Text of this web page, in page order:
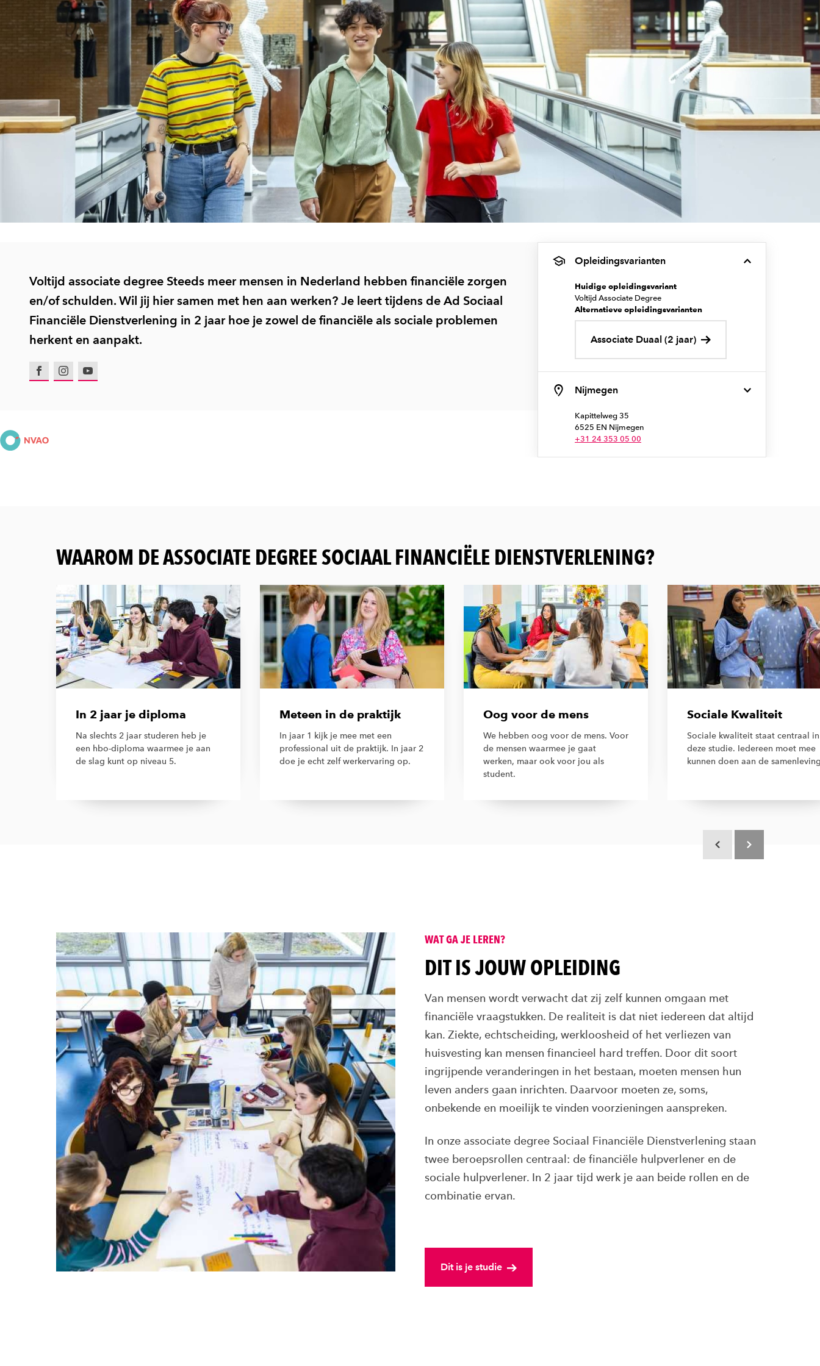
Voltijd associate degree Steeds meer mensen in Nederland hebben financiële zorgen
en/of schulden. Wil jij hier samen met hen aan werken? Je leert tijdens de Ad Sociaal
Financiële Dienstverlening in 2 jaar hoe je zowel de financiële als sociale problemen
herkent en aanpakt.
FacebookInstagramYoutube
Opleidingsvarianten
Huidige opleidingsvariant
Voltijd Associate Degree
Alternatieve opleidingsvarianten
Associate Duaal (2 jaar)
Nijmegen
Kapittelweg 35
6525 EN Nijmegen
+31 24 353 05 00
WAAROM DE ASSOCIATE DEGREE SOCIAAL FINANCIËLE DIENSTVERLENING?
In 2 jaar je diploma
Na slechts 2 jaar studeren heb je
een hbo-diploma waarmee je aan
de slag kunt op niveau 5.
Meteen in de praktijk
In jaar 1 kijk je mee met een
professional uit de praktijk. In jaar 2
doe je echt zelf werkervaring op.
Oog voor de mens
We hebben oog voor de mens. Voor
de mensen waarmee je gaat
werken, maar ook voor jou als
student.
Sociale Kwaliteit
Sociale kwaliteit staat centraal in
deze studie. Iedereen moet mee
kunnen doen aan de
WAT GA JE LEREN?
DIT IS JOUW OPLEIDING
Van mensen wordt verwacht dat zij zelf kunnen omgaan met
financiële vraagstukken. De realiteit is dat niet iedereen dat altijd
kan. Ziekte, echtscheiding, werkloosheid of het verliezen van
huisvesting kan mensen financieel hard treffen. Door dit soort
ingrijpende veranderingen in het bestaan, moeten mensen hun
leven anders gaan inrichten. Daarvoor moeten ze, soms,
onbekende en moeilijk te vinden voorzieningen aanspreken.
In onze associate degree Sociaal Financiële Dienstverlening staan
twee beroepsrollen centraal: de financiële hulpverlener en de
sociale hulpverlener. In 2 jaar tijd werk je aan beide rollen en de
combinatie ervan.
Dit is je studie